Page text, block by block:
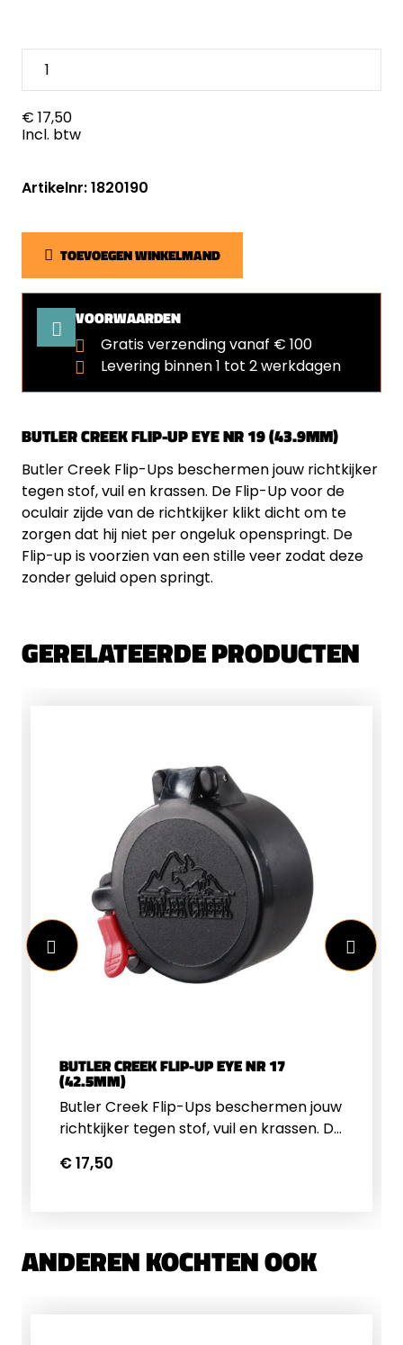
BUTLER CREEK FLIP-UP EYE NR 19 (43.9MM)
Butler Creek Flip-Ups beschermen jouw richtkijker
tegen stof, vuil en krassen. De Flip-Up voor de
oculair zijde van de richtkijker klikt dicht om te
zorgen dat hij niet per ongeluk openspringt. De
Flip-up is voorzien van een stille veer zodat deze
zonder geluid open springt.
€ 17,50
Incl. btw
Artikelnr: 1820190
TOEVOEGEN WINKELMAND
VOORWAARDEN
Gratis verzending vanaf € 100
Levering binnen 1 tot 2 werkdagen
GERELATEERDE PRODUCTEN
BUTLER CREEK FLIP-UP EYE NR 17
(42.5MM)
Butler Creek Flip-Ups beschermen jouw
richtkijker tegen stof, vuil en krassen. De
richtkijker klikt dicht om te zorgen dat
€ 17,50
ANDEREN KOCHTEN OOK